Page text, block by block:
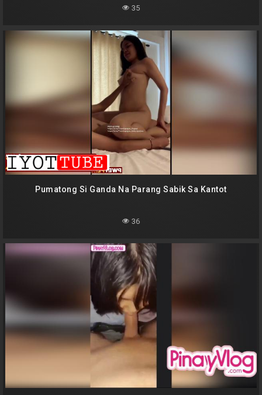
35
Pumatong Si Ganda Na Parang Sabik Sa Kantot
36